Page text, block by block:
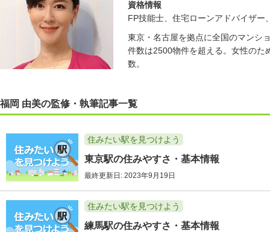
資格情報
FP技能士、住宅ローンアドバイザー
東京・名古屋を拠点に全国のマンシ
件数は2500物件を超える。女性のた
数。
福岡 由美の監修・執筆記事一覧
住みたい駅を見つけよう
東京駅の住みやすさ・基本情報
最終更新日: 2023年9月19日
住みたい駅を見つけよう
練馬駅の住みやすさ・基本情報